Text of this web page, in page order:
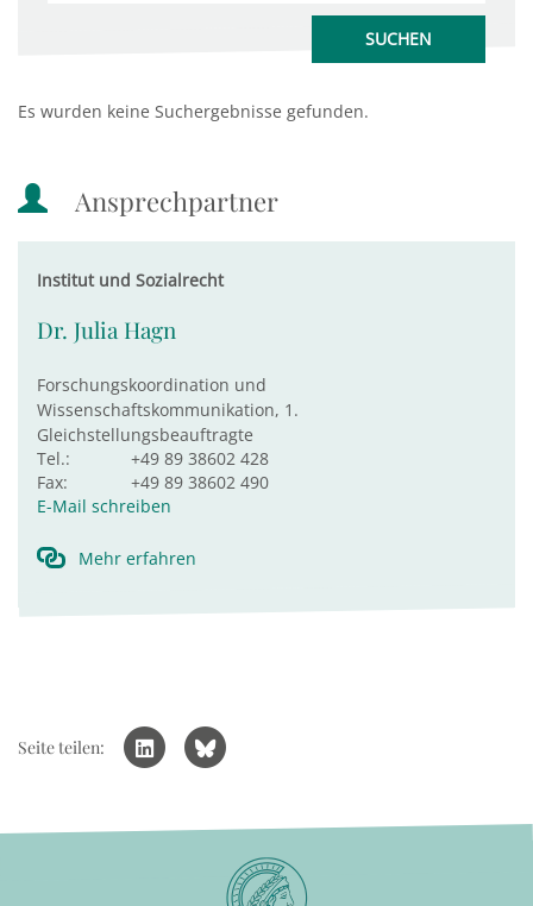
Es wurden keine Suchergebnisse gefunden.
Ansprechpartner
Institut und Sozialrecht
Dr. Julia Hagn
Forschungskoordination und
Wissenschaftskommunikation, 1.
Gleichstellungsbeauftragte
Tel.:
+49 89 38602 428
Fax:
+49 89 38602 490
E-Mail schreiben
Mehr erfahren
Seite teilen: